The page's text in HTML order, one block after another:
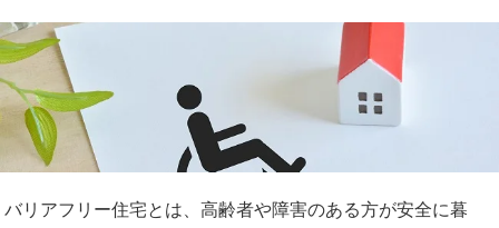
バリアフリー住宅とは、高齢者や障害のある方が安全に暮